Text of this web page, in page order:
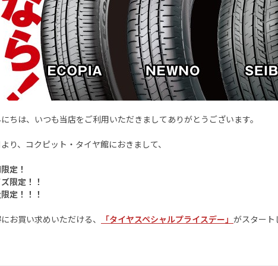
ちは、いつも当店をご利用いただきましてありがとうございます。
り、コクピット・タイヤ館におきまして、
定！
限定！！
定！！！
お買い求めいただける、 「タイヤスペシャルプライスデー」 がスタート